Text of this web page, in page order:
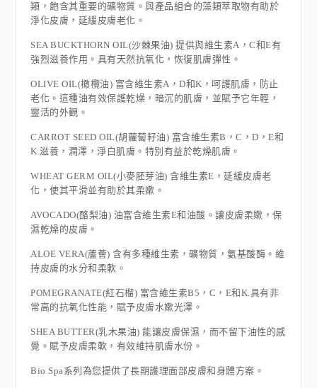
類，飽含其重要的礦物質。與產品組合的藻類萃取物有助於
淨化皮膚，延緩皮膚老化。
SEA BUCKTHORN OIL(沙棘果油) 提供與維生素A，C和E有
強烈滋養作用。具有天然抗氧化，恢復肌膚彈性。
OLIVE OIL(橄欖油) 富含維生素A，D和K，呵護肌膚，防止
老化。這種油有效保護乾燥，暗沉的肌膚，並賦予它年輕，
靈活的外觀。
CARROT SEED OIL(胡蘿蔔籽油) 富含維生素B，C，D，E和
K.滋養，潤澤，淨白肌膚。特別有益於乾燥肌膚。
WHEAT GERM OIL(小麥胚芽油) 含維生素E，延緩皮膚老
化，使其平滑並有助於其柔嫰。
AVOCADO(酪梨油) 油富含維生素E和油酸。讓皮膚柔嫰，保
濕乾燥的皮膚。
ALOE VERA(蘆薈) 含有多種維生素，礦物質，氨基酸酶。維
持皮膚的水分和柔軟。
POMEGRANATE(紅石榴) 富含維生素B5，C，E和K.具有非
常高的抗氧化性能，賦予皮膚水嫰光澤。
SHEA BUTTER(乳木果油) 能讓皮膚保濕，而不留下油性的感
覺。賦予皮膚柔軟，有效維持肌膚水份。
Bio Spa系列為您提供了長期護理面部皮膚和身體方案。